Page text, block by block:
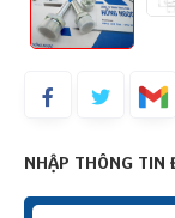
NHẬP THÔNG TIN